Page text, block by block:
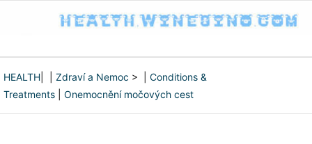
HEALTH Zdraví a Nemoc > | Conditions &
Treatments
Onemocnění močových cest